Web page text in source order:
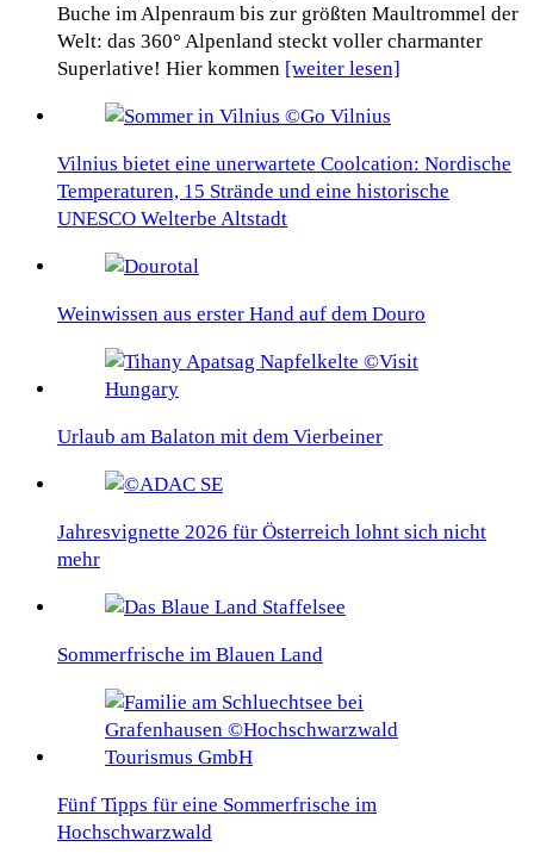
Buche im Alpenraum bis zur größten Maultrommel der
Welt: das 360° Alpenland steckt voller charmanter
Superlative! Hier kommen [weiter lesen]
Vilnius bietet eine unerwartete Coolcation: Nordische
Temperaturen, 15 Strände und eine historische
UNESCO Welterbe Altstadt
Weinwissen aus erster Hand auf dem Douro
Urlaub am Balaton mit dem Vierbeiner
Jahresvignette 2026 für Österreich lohnt sich nicht
mehr
Sommerfrische im Blauen Land
Fünf Tipps für eine Sommerfrische im
Hochschwarzwald